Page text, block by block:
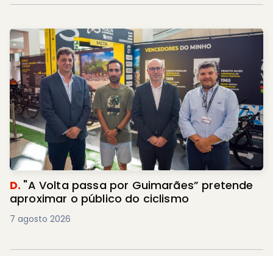
D. "A Volta passa por Guimarães” pretende
aproximar o público do ciclismo
7 agosto 2026